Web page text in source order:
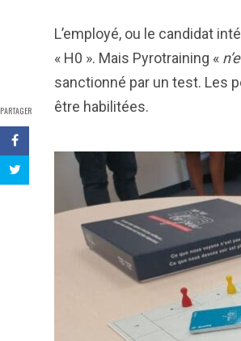
PARTAGER
L’employé, ou le candidat
« H0 ». Mais Pyrotraining «
sanctionné par un test. Les
être habilitées.